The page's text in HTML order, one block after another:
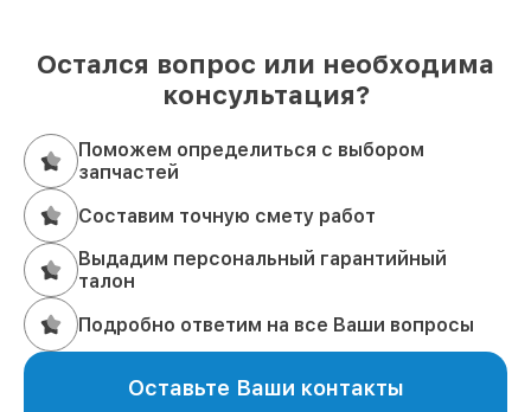
Остался вопрос или необходима
консультация?
Поможем определиться с выбором
запчастей
Составим точную смету работ
Выдадим персональный гарантийный
талон
Подробно ответим на все Ваши вопросы
Оставьте Ваши контакты